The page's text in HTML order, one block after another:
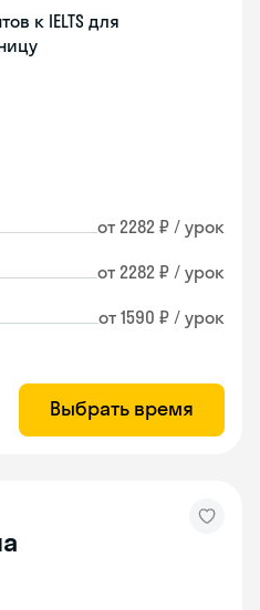
к IELTS для
от 2282 ₽ / урок
от 2282 ₽ / урок
от 1590 ₽ / урок
Выбрать время